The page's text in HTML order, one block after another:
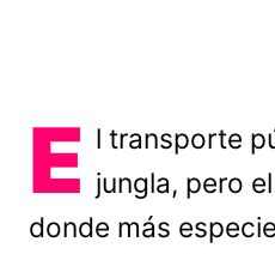
E l transporte
jungla, pero
donde más